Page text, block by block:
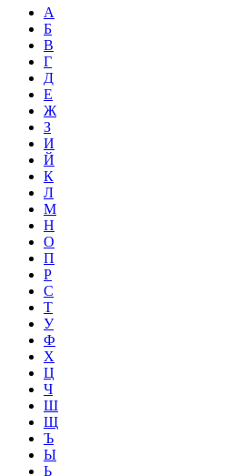
А
Б
В
Г
Д
Е
Ж
З
И
Й
К
Л
М
Н
О
П
Р
С
Т
У
Ф
Х
Ц
Ч
Ш
Щ
Ъ
Ы
Ь